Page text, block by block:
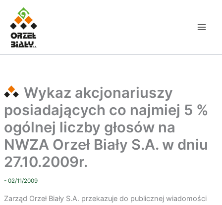
Przejdź
treści
Wykaz akcjonariuszy
posiadających co najmiej 5 %
ogólnej liczby głosów na
NWZA Orzeł Biały S.A. w dniu
27.10.2009r.
- 02/11/2009
Zarząd Orzeł Biały S.A. przekazuje do publicznej wiadomości